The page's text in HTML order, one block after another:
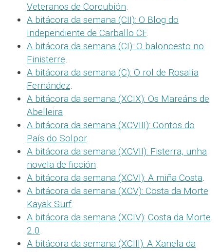
Veteranos de Corcubión.
A bitácora da semana (CII): O Blog do
Independiente de Carballo CF.
A bitácora da semana (CI): O baloncesto no
Finisterre.
A bitácora da semana (C): O rol de Rosalía
Fernández.
A bitácora da semana (XCIX): Os Mareáns de
Abelleira.
A bitácora da semana (XCVIII): Contos do
País do Solpor.
A bitácora da semana (XCVII): Fisterra, unha
novela de ficción.
A bitácora da semana (XCVI): A miña Costa.
A bitácora da semana (XCV): Costa da Morte
Kayak Surf.
A bitácora da semana (XCIV): Costa da Morte
2.0.
A bitácora da semana (XCIII): A Xanela da